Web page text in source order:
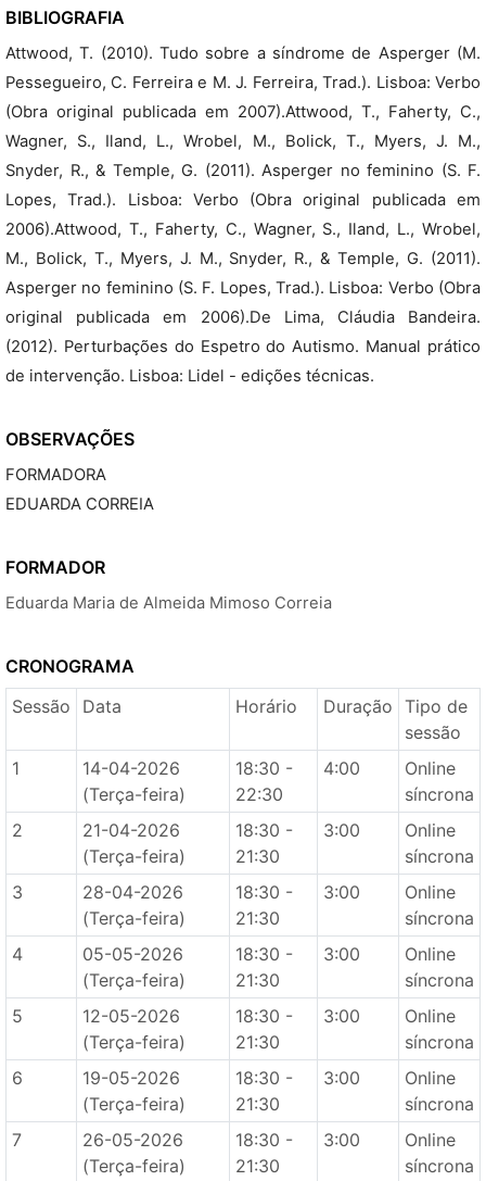
BIBLIOGRAFIA
Attwood, T. (2010). Tudo sobre a síndrome de Asperger (M.
Pessegueiro, C. Ferreira e M. J. Ferreira, Trad.). Lisboa: Verbo
(Obra original publicada em 2007).Attwood, T., Faherty, C.,
Wagner, S., Iland, L., Wrobel, M., Bolick, T., Myers, J. M.,
Snyder, R., & Temple, G. (2011). Asperger no feminino (S. F.
Lopes, Trad.). Lisboa: Verbo (Obra original publicada em
2006).Attwood, T., Faherty, C., Wagner, S., Iland, L., Wrobel,
M., Bolick, T., Myers, J. M., Snyder, R., & Temple, G. (2011).
Asperger no feminino (S. F. Lopes, Trad.). Lisboa: Verbo (Obra
original publicada em 2006).De Lima, Cláudia Bandeira.
(2012). Perturbações do Espetro do Autismo. Manual prático
de intervenção. Lisboa: Lidel - edições técnicas.
OBSERVAÇÕES
FORMADORA
EDUARDA CORREIA
FORMADOR
Eduarda Maria de Almeida Mimoso Correia
CRONOGRAMA
Sessão
Data Horário Duração Tipo de
sessão
1
14-04-2026
(Terça-feira)
18:30 -
22:30
4:00
Online
síncrona
2
21-04-2026
(Terça-feira)
18:30 -
21:30
3:00
Online
síncrona
3
28-04-2026
(Terça-feira)
18:30 -
21:30
3:00
Online
síncrona
4
05-05-2026
(Terça-feira)
18:30 -
21:30
3:00
Online
síncrona
5
12-05-2026
(Terça-feira)
18:30 -
21:30
3:00
Online
síncrona
6
19-05-2026
(Terça-feira)
18:30 -
21:30
3:00
Online
síncrona
7
26-05-2026
(Terça-feira)
18:30 -
21:30
3:00
Online
síncrona